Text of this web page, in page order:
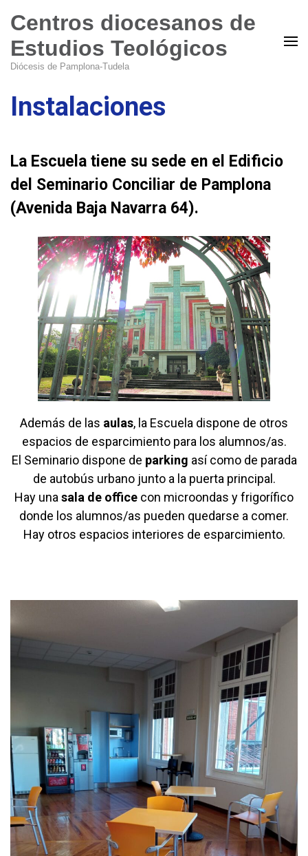
Centros diocesanos de
Estudios Teológicos
Diócesis de Pamplona-Tudela
Instalaciones
La Escuela tiene su sede en el Edificio
del Seminario Conciliar de Pamplona
(Avenida Baja Navarra 64).
Además de las aulas, la Escuela dispone de otros
espacios de esparcimiento para los alumnos/as.
El Seminario dispone de parking así como de parada
de autobús urbano junto a la puerta principal.
Hay una sala de office con microondas y frigorífico
donde los alumnos/as pueden quedarse a comer.
Hay otros espacios interiores de esparcimiento.